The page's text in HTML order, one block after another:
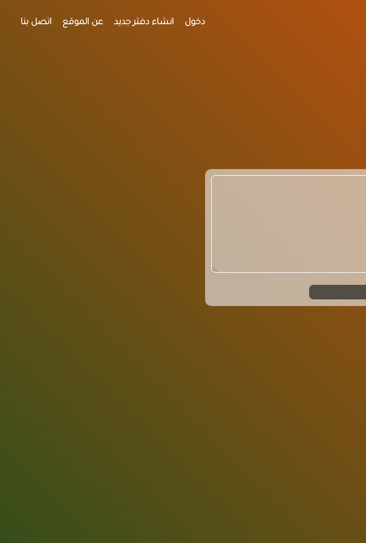
دخول انشاء دفتر جديد عن الموقع اتصل بنا